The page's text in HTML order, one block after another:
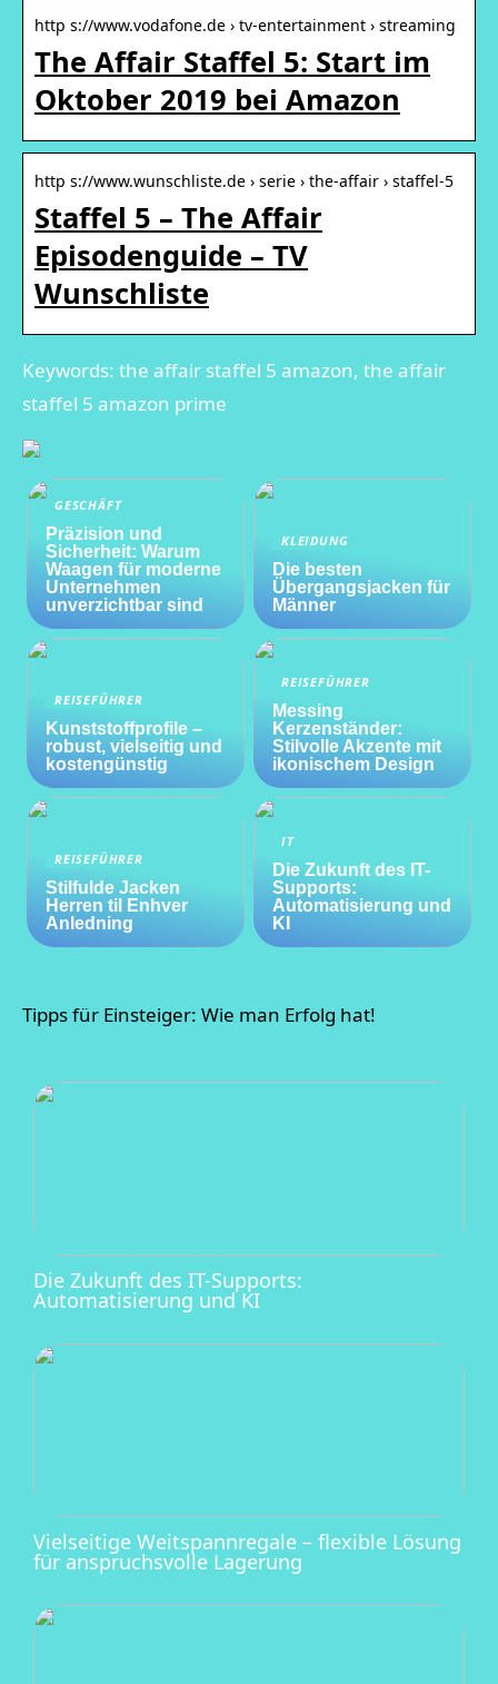
http s://www.vodafone.de › tv-entertainment › streaming
The Affair Staffel 5: Start im
Oktober 2019 bei Amazon
http s://www.wunschliste.de › serie › the-affair › staffel-5
Staffel 5 – The Affair
Episodenguide – TV
Wunschliste
Keywords: the affair staffel 5 amazon, the affair
staffel 5 amazon prime
GESCHÄFT
Präzision und
Sicherheit: Warum
Waagen für moderne
Unternehmen
unverzichtbar sind
KLEIDUNG
Die besten
Übergangsjacken für
Männer
REISEFÜHRER
Kunststoffprofile –
robust, vielseitig und
kostengünstig
REISEFÜHRER
Messing
Kerzenständer:
Stilvolle Akzente mit
ikonischem Design
REISEFÜHRER
Stilfulde Jacken
Herren til Enhver
Anledning
IT
Die Zukunft des IT-
Supports:
Automatisierung und
KI
Tipps für Einsteiger: Wie man Erfolg hat!
Die Zukunft des IT-Supports:
Automatisierung und KI
Vielseitige Weitspannregale – flexible Lösung
für anspruchsvolle Lagerung